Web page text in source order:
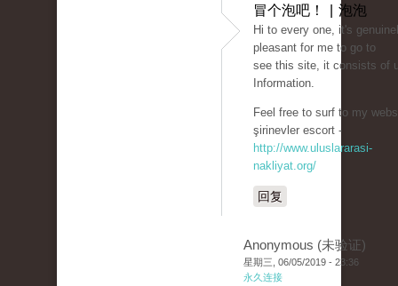
冒个泡吧！ | 泡泡
Hi to every one, it's
pleasant for me to go to
see this site, it consists of
Information.
Feel free to surf to my
şirinevler escort -
http://www.uluslararasi-
nakliyat.org/
回复
Anonymous (未验证)
星期三, 06/05/2019 - 23:36
永久连接